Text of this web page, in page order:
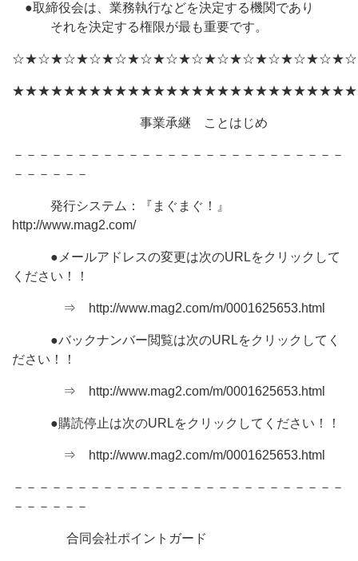
●取締役会は、業務執行などを決定する機関であり
それを決定する権限が最も重要です。
事業承継 ことはじめ
－－－－－－－－－－－－－－－－－－－－－－－－－－
－－－－－－
発行システム：『まぐまぐ！』
http://www.mag2.com/
●メールアドレスの変更は次のURLをクリックして
ください！！
⇒ http://www.mag2.com/m/0001625653.html
●バックナンバー閲覧は次のURLをクリックしてく
ださい！！
⇒ http://www.mag2.com/m/0001625653.html
●購読停止は次のURLをクリックしてください！！
⇒ http://www.mag2.com/m/0001625653.html
－－－－－－－－－－－－－－－－－－－－－－－－－－
－－－－－－
合同会社ポイントガード